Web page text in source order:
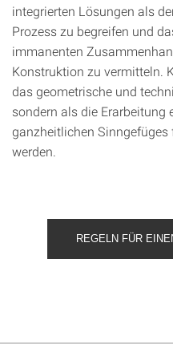
integrierten Lösungen als
Prozess zu begreifen und
immanenten
Konstruktion zu vermitteln.
das geometrische und
sondern als die Erarbeitung
ganzheitlichen Sinngefüges
werden.
REGELN FÜR